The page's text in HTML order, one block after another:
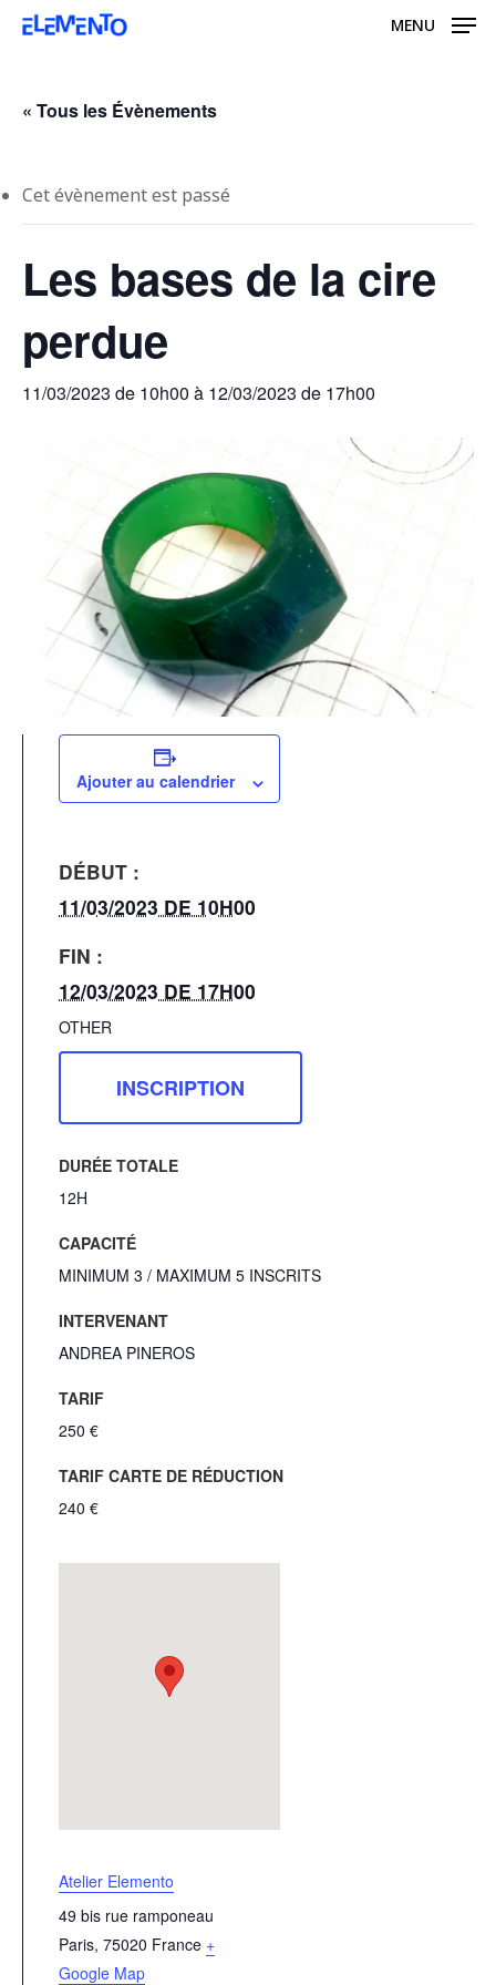
Skip
content
MENU
« Tous les Évènements
Cet évènement est passé
Les bases de la cire
perdue
11/03/2023 de 10h00 à 12/03/2023 de 17h00
Ajouter au calendrier
DÉBUT :
11/03/2023 DE 10H00
FIN :
12/03/2023 DE 17H00
OTHER
INSCRIPTION
DURÉE TOTALE
12H
CAPACITÉ
MINIMUM 3 / MAXIMUM 5 INSCRITS
INTERVENANT
ANDREA PINEROS
TARIF
250 €
TARIF CARTE DE RÉDUCTION
240 €
Atelier Elemento
49 bis rue ramponeau
Paris, 75020 France +
Google Map